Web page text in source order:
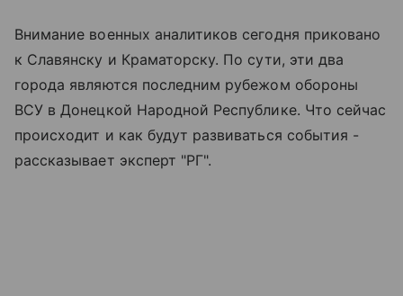
Внимание военных аналитиков сегодня приковано
к Славянску и Краматорску. По сути, эти два
города являются последним рубежом обороны
ВСУ в Донецкой Народной Республике. Что сейчас
происходит и как будут развиваться события -
рассказывает эксперт "РГ".